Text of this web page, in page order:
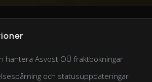
hantera Asvost OÜ fraktbokningar
och statusuppdateringar